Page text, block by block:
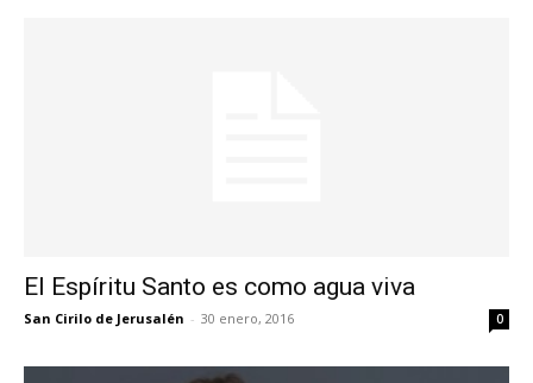
El Espíritu Santo es como agua viva
San Cirilo de Jerusalén - 30 enero, 2016 0